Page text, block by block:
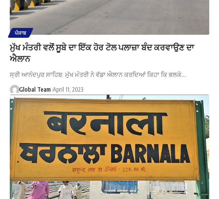
ਪੰਜਾਬ
ਮੁੱਖ ਮੰਤਰੀ ਵਲੋਂ ਸੂਬੇ ਦਾ ਇੱਕ ਹੋਰ ਟੋਲ ਪਲਾਜ਼ਾ ਬੰਦ ਕਰਵਾਉਣ ਦਾ
ਐਲਾਨ
ਸ੍ਰੀ ਆਨੰਦਪੁਰ ਸਾਹਿਬ: ਮੁੱਖ ਮੰਤਰੀ ਨੇ ਵੱਡਾ ਐਲਾਨ ਕਰਦਿਆਂ ਕਿਹਾ ਕਿ ਭਲਕੇ…
Global Team April 11, 2023